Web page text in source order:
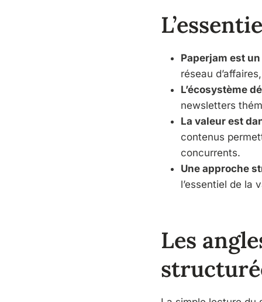
Paperjam est
réseau
L’écosystème
newsletters
La valeur est
contenus
concurrents.
Une approche
l’essentiel de la
Les